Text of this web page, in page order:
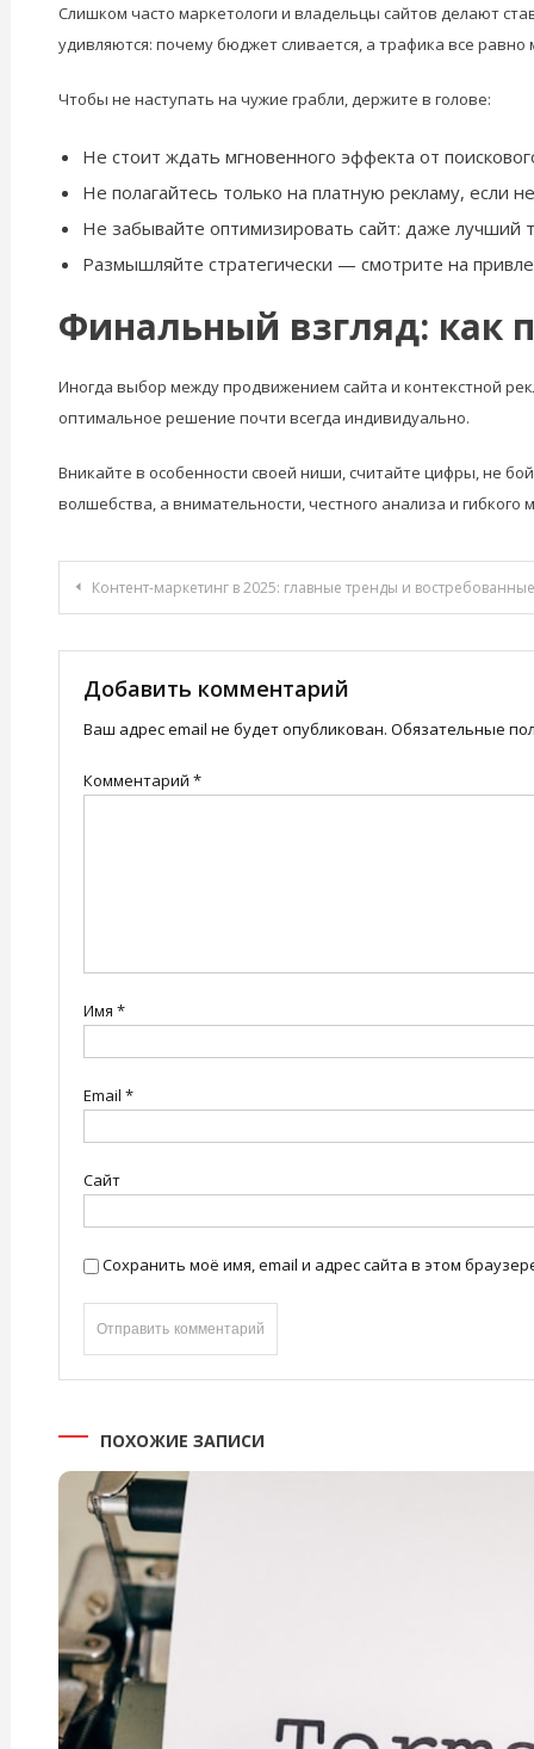
Слишком часто маркетологи и владельцы сайтов делают
удивляются: почему бюджет сливается, а трафика все равно
Чтобы не наступать на чужие грабли, держите в голове:
Не стоит ждать мгновенного эффекта от
Не полагайтесь только на платную рекламу, если
Не забывайте оптимизировать сайт: даже лучший
Размышляйте стратегически — смотрите на
Финальный взгляд: как
Иногда выбор между продвижением сайта и контекстной
оптимальное решение почти всегда индивидуально.
Вникайте в особенности своей ниши, считайте цифры, не
волшебства, а внимательности, честного анализа и
Навигация
по
записям
Контент-маркетинг в 2025: главные тренды и
Добавить комментарий
Ваш адрес email не будет опубликован. Обязательные
Комментарий *
Имя *
Email *
Сайт
Сохранить моё имя, email и адрес сайта в этом
ПОХОЖИЕ ЗАПИСИ